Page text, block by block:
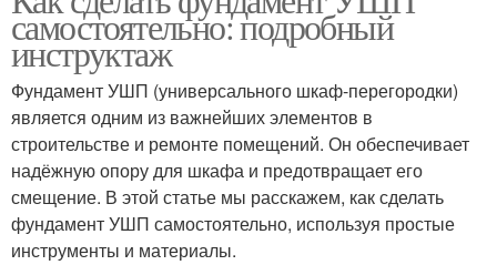
самостоятельно: подробный
инструктаж
Фундамент УШП (универсального шкаф-перегородки)
является одним из важнейших элементов в
строительстве и ремонте помещений. Он обеспечивает
надёжную опору для шкафа и предотвращает его
смещение. В этой статье мы расскажем, как сделать
фундамент УШП самостоятельно, используя простые
инструменты и материалы.